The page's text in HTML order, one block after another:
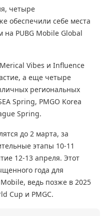
четыре
обеспечили себе места
на PUBG Mobile Global
Vibes и Influence
а еще четыре
региональных
Spring, PMGO Korea
Spring.
до 2 марта, за
этапы 10-11
12-13 апреля. Этот
года для
ведь позже в 2025
Cup и PMGC.